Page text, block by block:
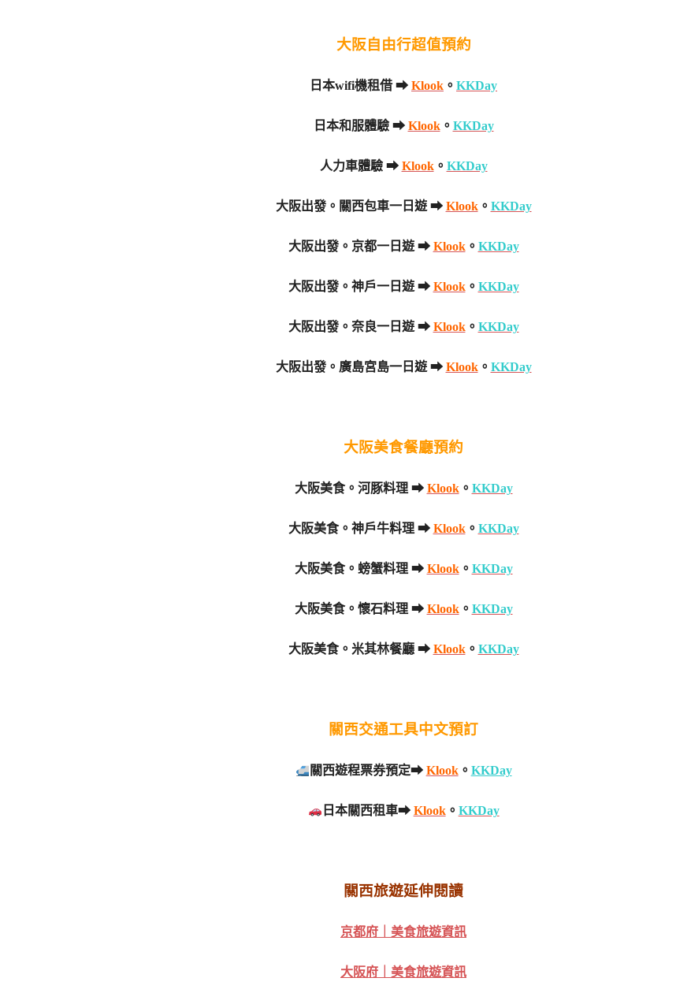
大阪自由行超值預約
日本wifi機租借 ➡ Klook 。 KKDay
日本和服體驗 ➡ Klook。 KKDay
人力車體驗 ➡ Klook。 KKDay
大阪出發。關西包車一日遊 ➡ Klook。 KKDay
大阪出發。京都一日遊 ➡ Klook。 KKDay
大阪出發。神戶一日遊 ➡ Klook。 KKDay
大阪出發。奈良一日遊 ➡ Klook。 KKDay
大阪出發。廣島宮島一日遊 ➡ Klook。 KKDay
大阪美食餐廳預約
大阪美食。河豚料理 ➡ Klook。 KKDay
大阪美食。神戶牛料理 ➡ Klook。 KKDay
大阪美食。螃蟹料理 ➡ Klook。 KKDay
大阪美食。懷石料理 ➡ Klook。 KKDay
大阪美食。米其林餐廳 ➡ Klook。 KKDay
關西交通工具中文預訂
關西遊程票券預定➡ Klook。 KKDay
日本關西租車➡ Klook。 KKDay
關西旅遊延伸閱讀
京都府｜美食旅遊資訊
大阪府｜美食旅遊資訊